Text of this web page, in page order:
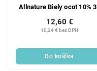
Allnature Biely ocot 10% 3 l
10,24 € bez DPH
12,60 €
Do košíka